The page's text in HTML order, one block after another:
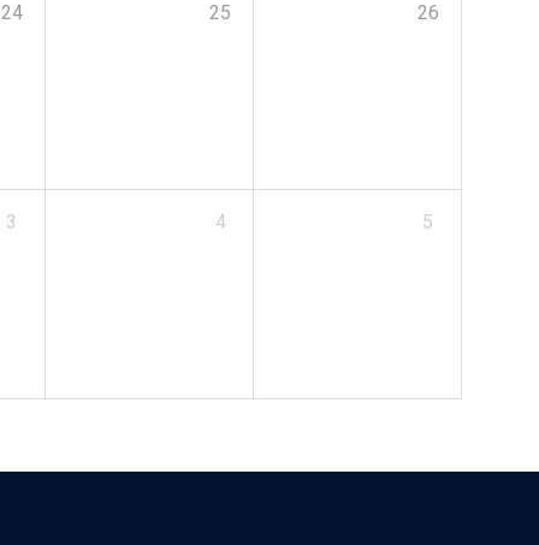
24 25 26
3 4 5